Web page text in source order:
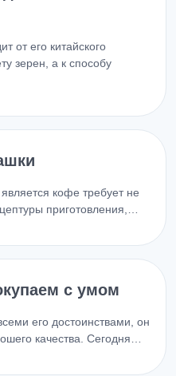
от его китайского
зерен, а к способу
кофе требует не
приготовления,…
с умом
его достоинствами, он
качества. Сегодня…